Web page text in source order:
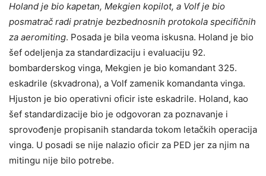
Holand je bio kapetan, Mekgien kopilot, a Volf je bio
posmatrač radi pratnje bezbednosnih protokola specifičnih
za aeromiting. Posada je bila veoma iskusna. Holand je bio
šef odeljenja za standardizaciju i evaluaciju 92.
bombarderskog vinga, Mekgien je bio komandant 325.
eskadrile (skvadrona), a Volf zamenik komandanta vinga.
Hjuston je bio operativni oficir iste eskadrile. Holand, kao
šef standardizacije bio je odgovoran za poznavanje i
sprovođenje propisanih standarda tokom letačkih operacija
vinga. U posadi se nije nalazio oficir za PED jer za njim na
mitingu nije bilo potrebe.